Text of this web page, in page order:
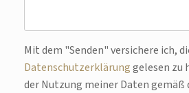
Bitte lasse dieses Feld leer.
Mit dem "Senden" versichere ich,
Datenschutzerklärunggelesen zu
der Nutzung meiner Daten gemäß